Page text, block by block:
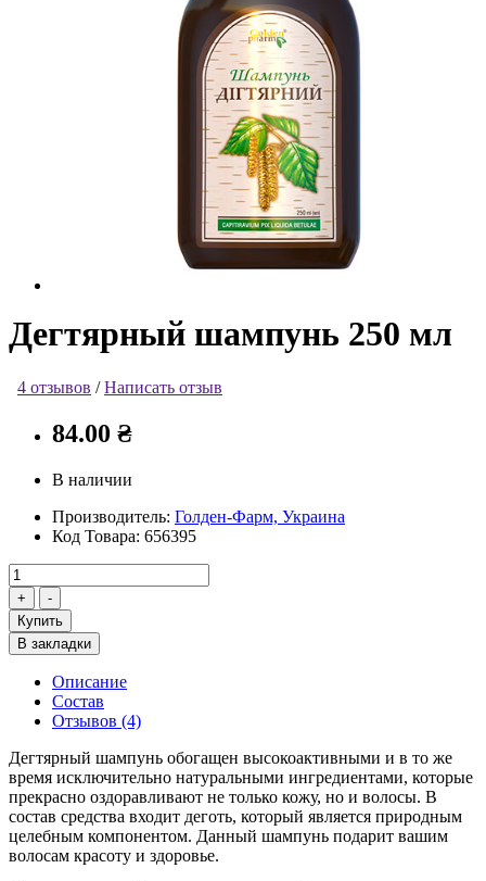
Дегтярный шампунь 250 мл
4 отзывов /Написать отзыв
84.00 ₴
В наличии
Производитель: Голден-Фарм, Украина
Код Товара: 656395
Купить
В закладки
Описание
Состав
Отзывов (4)
Дегтярный шампунь обогащен высокоактивными и в то же
время исключительно натуральными ингредиентами, которые
прекрасно оздоравливают не только кожу, но и волосы. В
состав средства входит деготь, который является природным
целебным компонентом. Данный шампунь подарит вашим
волосам красоту и здоровье.